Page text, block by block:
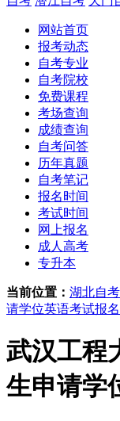
网站首页
报考动态
自考专业
自考院校
免费课程
考场查询
成绩查询
自考问答
历年真题
自考笔记
报名时间
考试时间
网上报名
成人高考
专升本
当前位置： 湖北自
请学位英语考试报
武汉工程
生申请学